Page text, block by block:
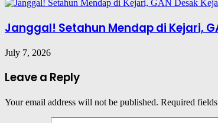
Janggal! Setahun Mendap di Kejari,
July 7, 2026
Leave a Reply
Your email address will not be published. Required